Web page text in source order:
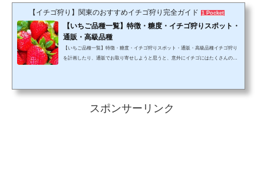
【イチゴ狩り】関東のおすすめイチゴ狩り完全ガイド 1 Pocket
【いちご品種一覧】特徴・糖度・イチゴ狩りスポット・
通販・高級品種
【いちご品種一覧】特徴・糖度・イチゴ狩りスポット・通販・高級品種イチゴ狩り
を計画したり、通販でお取り寄せしようと思うと、意外にイチゴにはたくさんの品
特徴や糖度、取り扱いスポットや、通販のお取り寄せまでまとめましたので、お好
ます。それでは早速紹介してまいります。アイベリー（イ...
スポンサーリンク